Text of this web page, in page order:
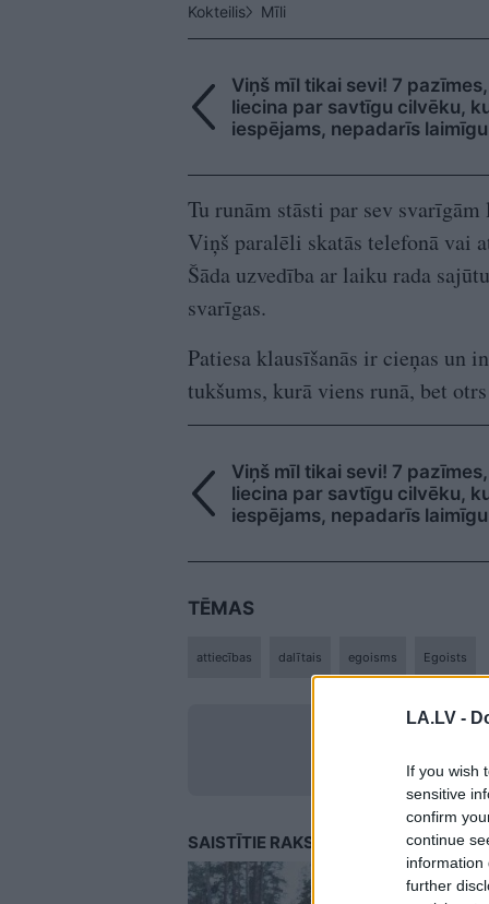
LA.LV -
If you wish
sensitive
confirm
continue
information
further
Kokteilis
Mīli
Viņš mīl tikai sevi! 7
liecina par savtīgu cilvēku,
iespējams, nepadarīs laimīgu
Tu runām stāsti par sev
Viņš paralēli skatās telefonā vai
Šāda uzvedība ar laiku rada
svarīgas.
Patiesa klausīšanās ir cieņas un
tukšums, kurā viens runā, bet
Viņš mīl tikai sevi! 7
liecina par savtīgu cilvēku,
iespējams, nepadarīs laimīgu
TĒMAS
attiecības dalītais egoisms Egoists
SAISTĪTIE RAKSTI